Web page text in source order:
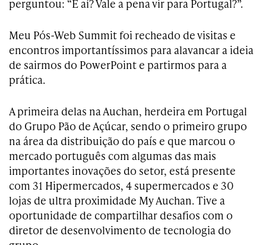
perguntou: “E aí? Vale a pena vir para Portugal?”.
Meu Pós-Web Summit foi recheado de visitas e
encontros importantíssimos para alavancar a ideia
de sairmos do PowerPoint e partirmos para a
prática.
A primeira delas na Auchan, herdeira em Portugal
do Grupo Pão de Açúcar, sendo o primeiro grupo
na área da distribuição do país e que marcou o
mercado português com algumas das mais
importantes inovações do setor, está presente
com 31 Hipermercados, 4 supermercados e 30
lojas de ultra proximidade My Auchan. Tive a
oportunidade de compartilhar desafios com o
diretor de desenvolvimento de tecnologia do